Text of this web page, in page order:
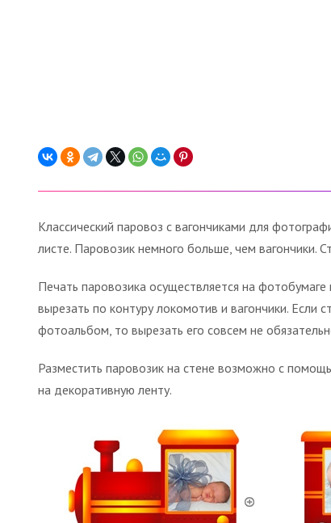
Классический паровоз с вагончиками для
листе. Паровозик немного больше, чем вагончики.
Печать паровозика осуществляется на
вырезать по контуру локомотив и вагончики.
фотоальбом, то вырезать его совсем не
Разместить паровозик на стене возможно с
на декоративную ленту.